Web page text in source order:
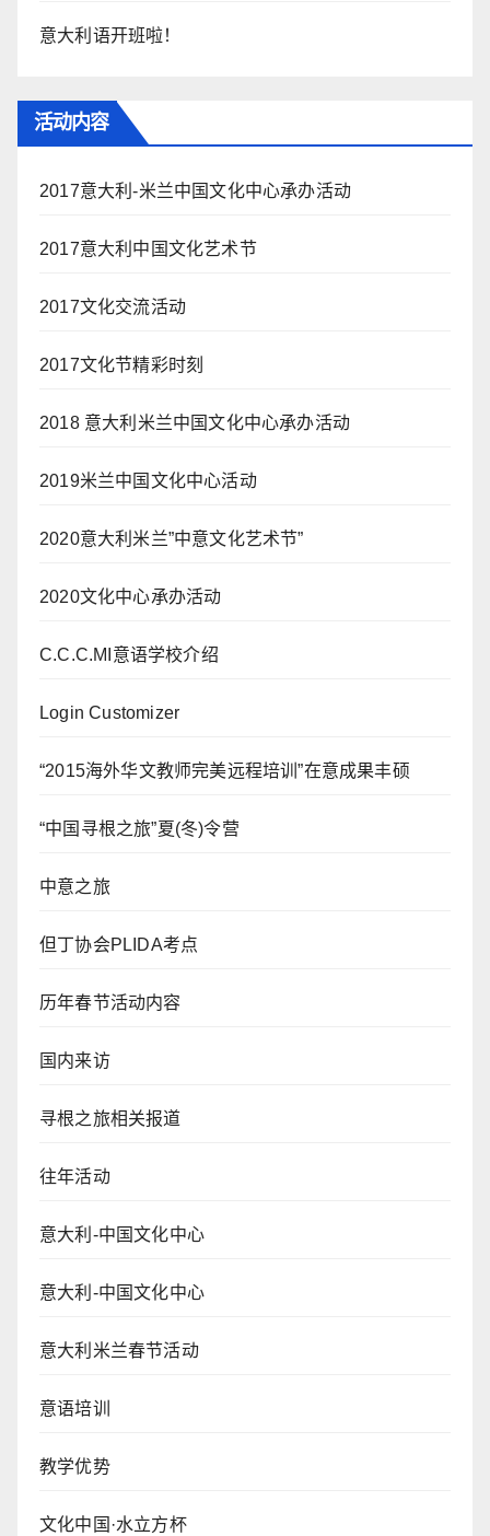
意大利语开班啦！
活动内容
2017意大利-米兰中国文化中心承办活动
2017意大利中国文化艺术节
2017文化交流活动
2017文化节精彩时刻
2018 意大利米兰中国文化中心承办活动
2019米兰中国文化中心活动
2020意大利米兰”中意文化艺术节”
2020文化中心承办活动
C.C.C.MI意语学校介绍
Login Customizer
“2015海外华文教师完美远程培训”在意成果丰硕
“中国寻根之旅”夏(冬)令营
中意之旅
但丁协会PLIDA考点
历年春节活动内容
国内来访
寻根之旅相关报道
往年活动
意大利-中国文化中心
意大利-中国文化中心
意大利米兰春节活动
意语培训
教学优势
文化中国·水立方杯